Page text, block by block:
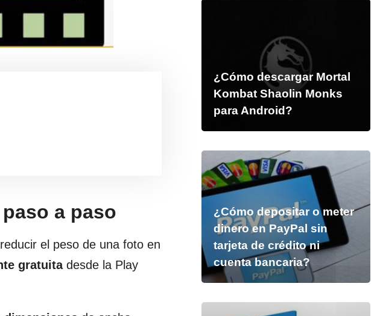
a paso
el peso de una foto en
gratuitadesde la Play
¿Cómo descargar Mortal
Kombat Shaolin Monks
para Android?
¿Cómo depositar o meter
dinero en PayPal sin
tarjeta de crédito ni
cuenta bancaria?